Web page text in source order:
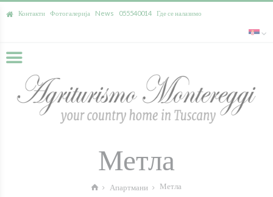
Контакти Фотогалерија News 055540014 Где се налазимо
Метла
Апартмани Метла